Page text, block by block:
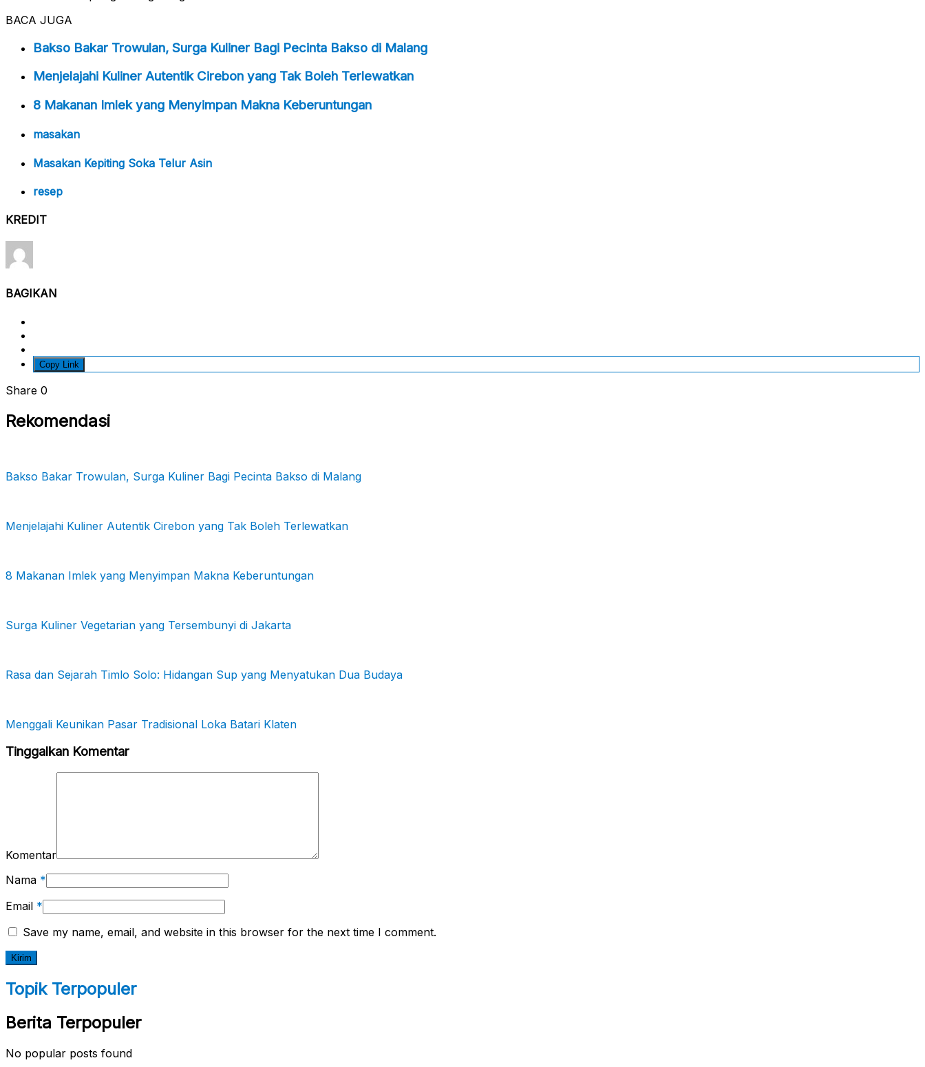
BACA JUGA
Bakso Bakar Trowulan, Surga Kuliner Bagi Pecinta Bakso di Malang
Menjelajahi Kuliner Autentik Cirebon yang Tak Boleh Terlewatkan
8 Makanan Imlek yang Menyimpan Makna Keberuntungan
masakan
Masakan Kepiting Soka Telur Asin
resep
KREDIT
BAGIKAN
Copy Link
Share 0
Rekomendasi
Bakso Bakar Trowulan, Surga Kuliner Bagi Pecinta Bakso di Malang
Menjelajahi Kuliner Autentik Cirebon yang Tak Boleh Terlewatkan
8 Makanan Imlek yang Menyimpan Makna Keberuntungan
Surga Kuliner Vegetarian yang Tersembunyi di Jakarta
Rasa dan Sejarah Timlo Solo: Hidangan Sup yang Menyatukan Dua Budaya
Menggali Keunikan Pasar Tradisional Loka Batari Klaten
Tinggalkan Komentar
Komentar
Nama *
Email *
Save my name, email, and website in this browser for the next time I comment.
Topik Terpopuler
Berita Terpopuler
No popular posts found